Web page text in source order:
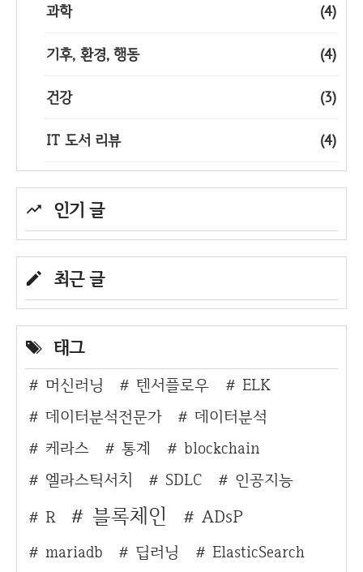
과학 (4)
기후, 환경, 행동 (4)
건강 (3)
IT 도서 리뷰 (4)
인기 글
최근 글
태그
머신러닝 텐서플로우
ELK
데이터분석전문가
데이터분석
케라스
통계
blockchain
엘라스틱서치
SDLC
인공지능
R
블록체인 ADsP
mariadb 딥러닝 ElasticSearch